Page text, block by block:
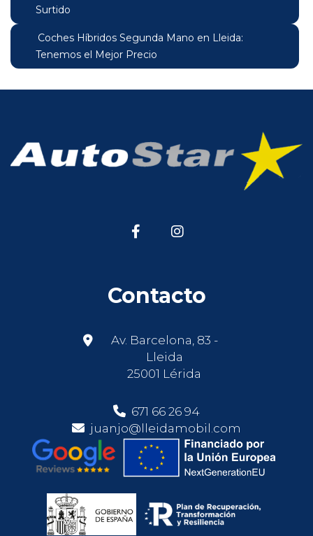
Surtido
Coches Híbridos Segunda Mano en Lleida:
Tenemos el Mejor Precio
Contacto
Av. Barcelona, 83 -
Lleida
25001 Lérida
671 66 26 94
juanjo@lleidamobil.com